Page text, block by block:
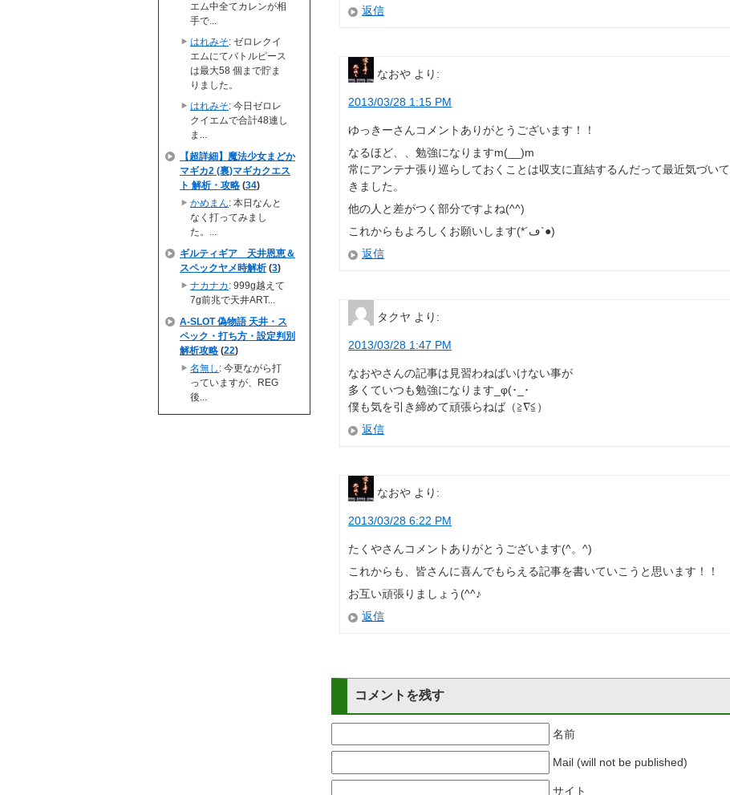
返信
なおや より:
2013/03/28 1:15 PM
ゆっきーさんコメントありがとうございます！！
なるほど、、勉強になりますm(__)m
常にアンテナ張り巡らしておくことは収支に直結するんだって最近気づいて
きました。
他の人と差がつく部分ですよね(^^)
これからもよろしくお願いします(*´ڡ`●)
返信
タクヤ より:
2013/03/28 1:47 PM
なおやさんの記事は見習わねばいけない事が
多くていつも勉強になります_φ(･_･
僕も気を引き締めて頑張らねば（≧∇≦）
返信
なおや より:
2013/03/28 6:22 PM
たくやさんコメントありがとうございます(^。^)
これからも、皆さんに喜んでもらえる記事を書いていこうと思います！！
お互い頑張りましょう(^^♪
返信
コメントを残す
名前
Mail (will not be published)
サイト
エム中全てカレンが相
手で...
はれみそ: ゼロレクイ
エムにてバトルピース
は最大58 個まで貯ま
りました。
はれみそ: 今日ゼロレ
クイエムで合計48連し
ま...
【超詳細】魔法少女まどか
マギカ2 (裏)マギカクエス
ト 解析・攻略 (34)
かめまん: 本日なんと
なく打ってみまし
た。...
ギルティギア 天井恩恵＆
スペックヤメ時解析(3)
ナカナカ : 999g越えて
7g前兆で天井ART...
A-SLOT 偽物語 天井・ス
ペック・打ち方・設定判別
解析攻略 (22)
名無し : 今更ながら打
っていますが、REG
後...